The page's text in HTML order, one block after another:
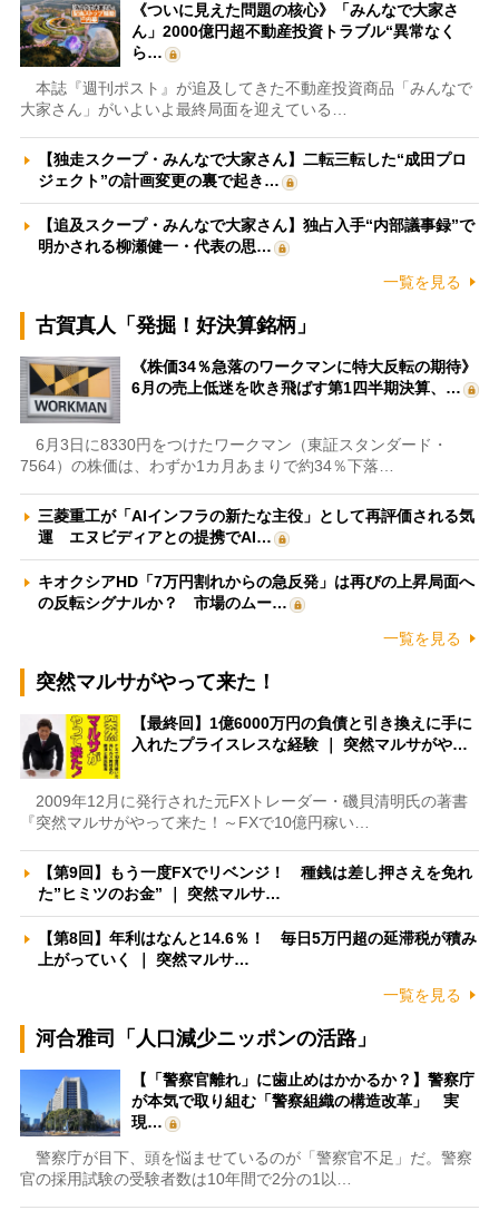
《ついに見えた問題の核心》「みんなで大家さ
ん」2000億円超不動産投資トラブル“異常なく
ら…
本誌『週刊ポスト』が追及してきた不動産投資商品「みんなで
大家さん」がいよいよ最終局面を迎えている…
【独走スクープ・みんなで大家さん】二転三転した“成田プロ
ジェクト”の計画変更の裏で起き…
【追及スクープ・みんなで大家さん】独占入手“内部議事録”で
明かされる柳瀬健一・代表の思…
一覧を見る
古賀真人「発掘！好決算銘柄」
《株価34％急落のワークマンに特大反転の期待》
6月の売上低迷を吹き飛ばす第1四半期決算、…
6月3日に8330円をつけたワークマン（東証スタンダード・
7564）の株価は、わずか1カ月あまりで約34％下落…
三菱重工が「AIインフラの新たな主役」として再評価される気
運 エヌビディアとの提携でAI…
キオクシアHD「7万円割れからの急反発」は再びの上昇局面へ
の反転シグナルか？ 市場のムー…
一覧を見る
突然マルサがやって来た！
【最終回】1億6000万円の負債と引き換えに手に
入れたプライスレスな経験 ｜ 突然マルサがや…
2009年12月に発行された元FXトレーダー・磯貝清明氏の著書
『突然マルサがやって来た！～FXで10億円稼い…
【第9回】もう一度FXでリベンジ！ 種銭は差し押さえを免れ
た”ヒミツのお金” ｜ 突然マルサ…
【第8回】年利はなんと14.6％！ 毎日5万円超の延滞税が積み
上がっていく ｜ 突然マルサ…
一覧を見る
河合雅司「人口減少ニッポンの活路」
【「警察官離れ」に歯止めはかかるか？】警察庁
が本気で取り組む「警察組織の構造改革」 実
現…
警察庁が目下、頭を悩ませているのが「警察官不足」だ。警察
官の採用試験の受験者数は10年間で2分の1以…